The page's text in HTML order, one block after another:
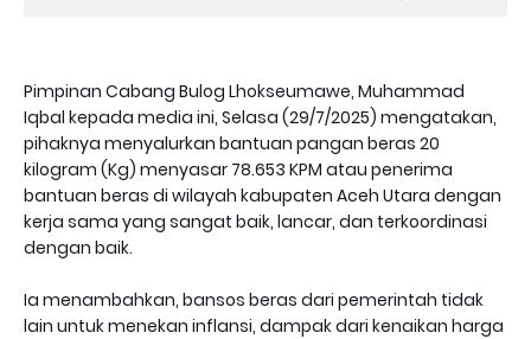
Pimpinan Cabang Bulog Lhokseumawe, Muhammad
Iqbal kepada media ini, Selasa (29/7/2025) mengatakan,
pihaknya menyalurkan bantuan pangan beras 20
kilogram (Kg) menyasar 78.653 KPM atau penerima
bantuan beras di wilayah kabupaten Aceh Utara dengan
kerja sama yang sangat baik, lancar, dan terkoordinasi
dengan baik.
Ia menambahkan, bansos beras dari pemerintah tidak
lain untuk menekan inflansi, dampak dari kenaikan harga